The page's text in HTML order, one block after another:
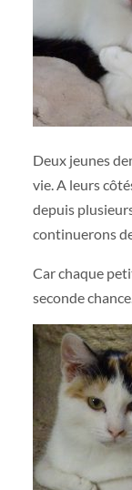
Deux jeunes
vie. A leurs
depuis
continuerons
Car chaque
seconde